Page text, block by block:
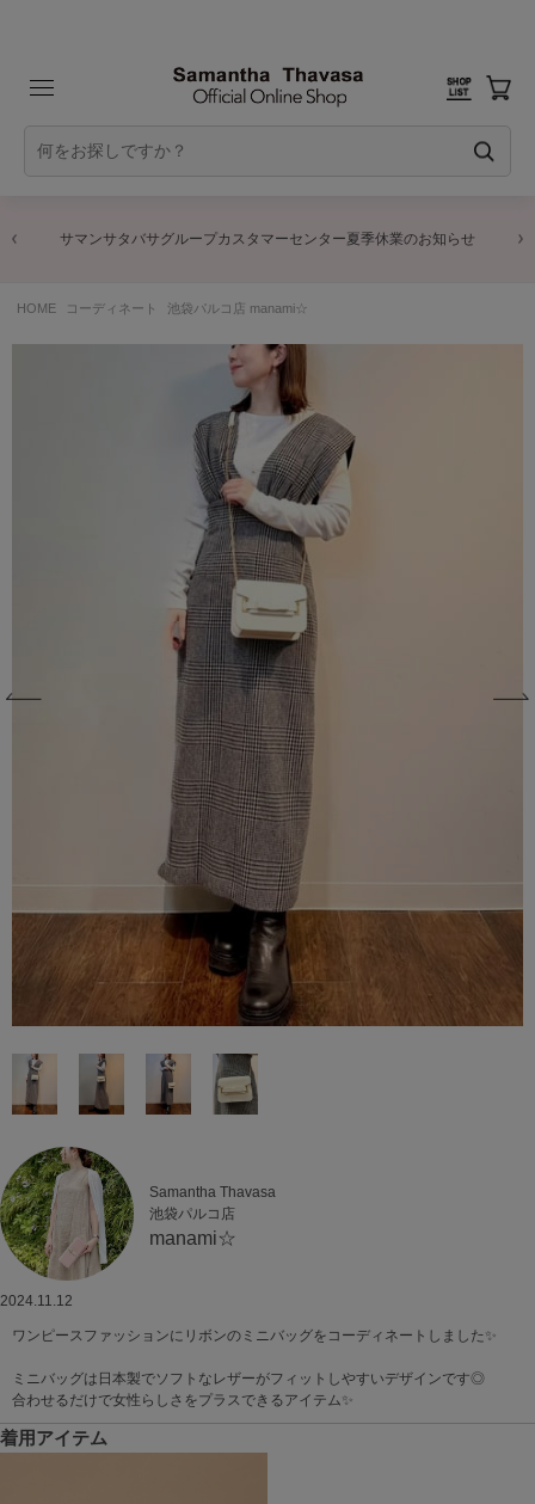
サマンサタバサグループカスタマーセンター夏季休業のお知らせ
HOME コーディネート 池袋パルコ店 manami☆
Samantha Thavasa
池袋パルコ店
manami☆
2024.11.12
ワンピースファッションにリボンのミニバッグをコーディネートしました✨
ミニバッグは日本製でソフトなレザーがフィットしやすいデザインです◎
合わせるだけで女性らしさをプラスできるアイテム✨
着用アイテム